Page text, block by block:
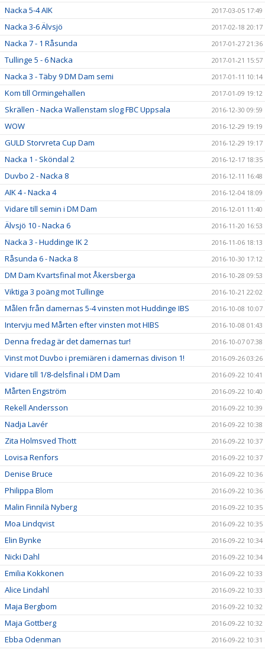
Nacka 5-4 AIK 2017-03-05 17:49
Nacka 3-6 Älvsjö 2017-02-18 20:17
Nacka 7 - 1 Råsunda 2017-01-27 21:36
Tullinge 5 - 6 Nacka 2017-01-21 15:57
Nacka 3 - Täby 9 DM Dam semi 2017-01-11 10:14
Kom till Ormingehallen 2017-01-09 19:12
Skrällen - Nacka Wallenstam slog FBC Uppsala 2016-12-30 09:59
WOW 2016-12-29 19:19
GULD Storvreta Cup Dam 2016-12-29 19:17
Nacka 1 - Sköndal 2 2016-12-17 18:35
Duvbo 2 - Nacka 8 2016-12-11 16:48
AIK 4 - Nacka 4 2016-12-04 18:09
Vidare till semin i DM Dam 2016-12-01 11:40
Älvsjö 10 - Nacka 6 2016-11-20 16:53
Nacka 3 - Huddinge IK 2 2016-11-06 18:13
Råsunda 6 - Nacka 8 2016-10-30 17:12
DM Dam Kvartsfinal mot Åkersberga 2016-10-28 09:53
Viktiga 3 poäng mot Tullinge 2016-10-21 22:02
Målen från damernas 5-4 vinsten mot Huddinge IBS 2016-10-08 10:07
Intervju med Mårten efter vinsten mot HIBS 2016-10-08 01:43
Denna fredag är det damernas tur! 2016-10-07 07:38
Vinst mot Duvbo i premiären i damernas divison 1! 2016-09-26 03:26
Vidare till 1/8-delsfinal i DM Dam 2016-09-22 10:41
Mårten Engström 2016-09-22 10:40
Rekell Andersson 2016-09-22 10:39
Nadja Lavér 2016-09-22 10:38
Zita Holmsved Thott 2016-09-22 10:37
Lovisa Renfors 2016-09-22 10:37
Denise Bruce 2016-09-22 10:36
Philippa Blom 2016-09-22 10:36
Malin Finnilä Nyberg 2016-09-22 10:35
Moa Lindqvist 2016-09-22 10:35
Elin Bynke 2016-09-22 10:34
Nicki Dahl 2016-09-22 10:34
Emilia Kokkonen 2016-09-22 10:33
Alice Lindahl 2016-09-22 10:33
Maja Bergbom 2016-09-22 10:32
Maja Gottberg 2016-09-22 10:32
Ebba Odenman 2016-09-22 10:31